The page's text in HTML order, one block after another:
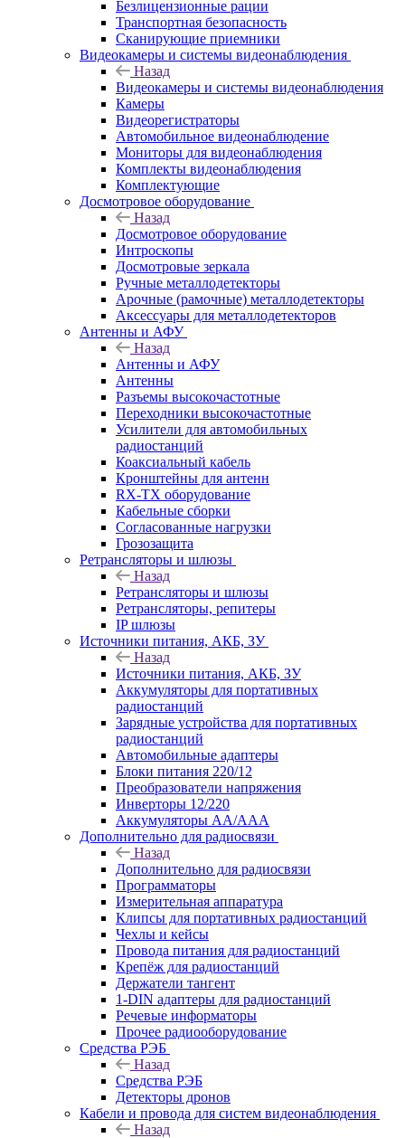
Безлицензионные рации
Транспортная безопасность
Сканирующие приемники
Видеокамеры и системы видеонаблюдения
Назад
Видеокамеры и системы видеонаблюдения
Камеры
Видеорегистраторы
Автомобильное видеонаблюдение
Мониторы для видеонаблюдения
Комплекты видеонаблюдения
Комплектующие
Досмотровое оборудование
Назад
Досмотровое оборудование
Интроскопы
Досмотровые зеркала
Ручные металлодетекторы
Арочные (рамочные) металлодетекторы
Аксессуары для металлодетекторов
Антенны и АФУ
Назад
Антенны и АФУ
Антенны
Разъемы высокочастотные
Переходники высокочастотные
Усилители для автомобильных
радиостанций
Коаксиальный кабель
Кронштейны для антенн
RX-TX оборудование
Кабельные сборки
Согласованные нагрузки
Грозозащита
Ретрансляторы и шлюзы
Назад
Ретрансляторы и шлюзы
Ретрансляторы, репитеры
IP шлюзы
Источники питания, АКБ, ЗУ
Назад
Источники питания, АКБ, ЗУ
Аккумуляторы для портативных
радиостанций
Зарядные устройства для портативных
радиостанций
Автомобильные адаптеры
Блоки питания 220/12
Преобразователи напряжения
Инверторы 12/220
Аккумуляторы АА/ААА
Дополнительно для радиосвязи
Назад
Дополнительно для радиосвязи
Программаторы
Измерительная аппаратура
Клипсы для портативных радиостанций
Чехлы и кейсы
Провода питания для радиостанций
Крепёж для радиостанций
Держатели тангент
1-DIN адаптеры для радиостанций
Речевые информаторы
Прочее радиооборудование
Средства РЭБ
Назад
Средства РЭБ
Детекторы дронов
Кабели и провода для систем видеонаблюдения
Назад